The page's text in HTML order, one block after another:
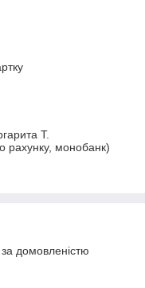
Т.
рахунку, монобанк)
домовленістю